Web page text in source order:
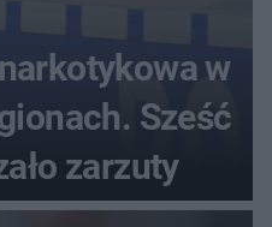
w
Sześć
zarzuty